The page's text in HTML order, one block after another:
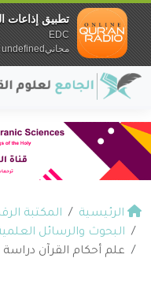
الرئيسية المكتبة
البحوث والرسائل
علم أحكام القرآن
تطبيق إذاعات
EDC
مجانيundefined